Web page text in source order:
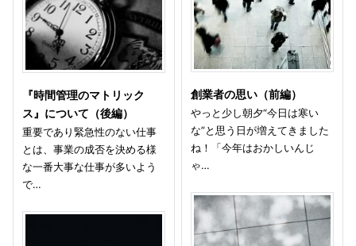
『時間管理のマトリック
ス』について（後編）
重要であり緊急性のない仕事
とは、事業の成否を決める様
な一番大事な仕事が多いよう
で…
創業者の思い（前編）
やっと少し朝夕“今日は寒い
な”と思う日が増えてきました
ね！「今年はおかしいんじ
ゃ…